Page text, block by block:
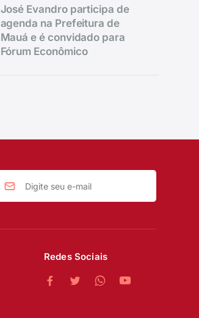
José Evandro participa de
agenda na Prefeitura de
Mauá e é convidado para
Fórum Econômico
Redes Sociais